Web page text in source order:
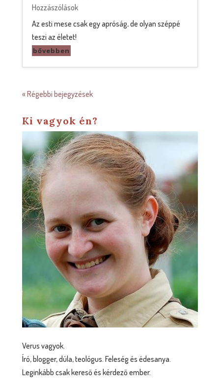
Hozzászólások
Az esti mese csak egy apróság, de olyan széppé
teszi az életet!
bővebben
« Régebbi bejegyzések
Ki vagyok én?
Verus vagyok.
Író, blogger, dúla, teológus. Feleség és édesanya.
Leginkább csak kereső és kérdező ember.